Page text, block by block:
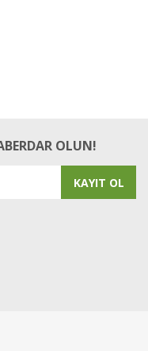
OLUN!
KAYIT OL